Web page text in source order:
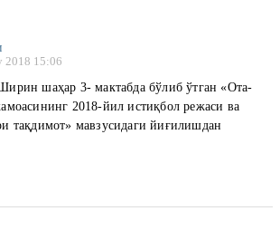
2018 15:06
шаҳар 3- мактабда бўлиб ўтган «Ота-
2018-йил истиқбол режаси ва
тақдимот» мавзусидаги йиғилишдан